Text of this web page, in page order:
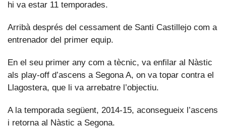
hi va estar 11 temporades.
Arribà després del cessament de Santi Castillejo com a
entrenador del primer equip.
En el seu primer any com a tècnic, va enfilar al Nàstic
als play-off d’ascens a Segona A, on va topar contra el
Llagostera, que li va arrebatre l’objectiu.
A la temporada següent, 2014-15, aconsegueix l’ascens
i retorna al Nàstic a Segona.